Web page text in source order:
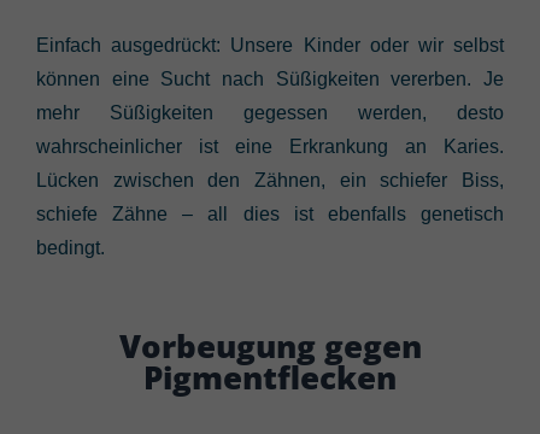
Einfach ausgedrückt: Unsere Kinder oder wir selbst
können eine Sucht nach Süßigkeiten vererben. Je
mehr Süßigkeiten gegessen werden, desto
wahrscheinlicher ist eine Erkrankung an Karies.
Lücken zwischen den Zähnen, ein schiefer Biss,
schiefe Zähne – all dies ist ebenfalls genetisch
bedingt.
Vorbeugung gegen
Pigmentflecken